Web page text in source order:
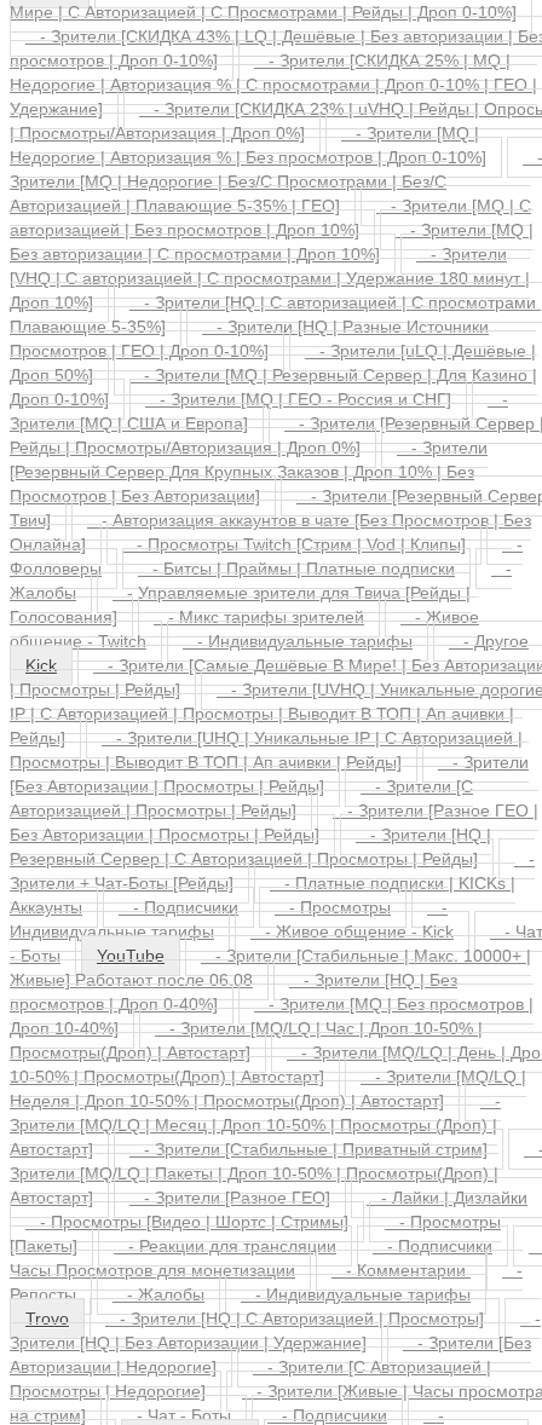
Twitch
- Зрители [СКИДКА 59% | HQ | Самые Дешевые в
Мире | С Авторизацией | С Просмотрами | Рейды | Дроп 0-10%]
- Зрители [СКИДКА 43% | LQ | Дешёвые | Без авторизации |
просмотров | Дроп 0-10%]
- Зрители [СКИДКА 25% | MQ |
Недорогие | Авторизация % | С просмотрами | Дроп 0-10% | ГЕО |
Удержание]
- Зрители [СКИДКА 23% | uVHQ | Рейды |
| Просмотры/Авторизация | Дроп 0%]
- Зрители [MQ |
Недорогие | Авторизация % | Без просмотров | Дроп 0-10%]
-
Зрители [MQ | Недорогие | Без/С Просмотрами | Без/С
Авторизацией | Плавающие 5-35% | ГЕО]
- Зрители [MQ | С
авторизацией | Без просмотров | Дроп 10%]
- Зрители [MQ |
Без авторизации | C просмотрами | Дроп 10%]
- Зрители
[VHQ | С авторизацией | С просмотрами | Удержание 180 минут |
Дроп 10%]
- Зрители [HQ | С авторизацией | С просмотрами
Плавающие 5-35%]
- Зрители [HQ | Разные Источники
Просмотров | ГЕО | Дроп 0-10%]
- Зрители [uLQ | Дешёвые |
Дроп 50%]
- Зрители [MQ | Резервный Сервер | Для Казино |
Дроп 0-10%]
- Зрители [MQ | ГЕО - Россия и СНГ]
-
Зрители [MQ | США и Европа]
- Зрители [Резервный Сервер
Рейды | Просмотры/Авторизация | Дроп 0%]
- Зрители
[Резервный Сервер Для Крупных Заказов | Дроп 10% | Без
Просмотров | Без Авторизации]
- Зрители [Резервный
Твич]
- Авторизация аккаунтов в чате [Без Просмотров | Без
Онлайна]
- Просмотры Twitch [Стрим | Vod | Клипы]
-
Фолловеры
- Битсы | Праймы | Платные подписки
-
Жалобы
- Управляемые зрители для Твича [Рейды |
Голосования]
- Микс тарифы зрителей
- Живое
общение - Twitch
- Индивидуальные тарифы
- Другое
Kick
- Зрители [Самые Дешёвые В Мире! | Без
| Просмотры | Рейды]
- Зрители [UVHQ | Уникальные
IP | С Авторизацией | Просмотры | Выводит В ТОП | Ап ачивки |
Рейды]
- Зрители [UHQ | Уникальные IP | С Авторизацией |
Просмотры | Выводит В ТОП | Ап ачивки | Рейды]
- Зрители
[Без Авторизации | Просмотры | Рейды]
- Зрители [С
Авторизацией | Просмотры | Рейды]
- Зрители [Разное ГЕО |
Без Авторизации | Просмотры | Рейды]
- Зрители [HQ |
Резервный Сервер | С Авторизацией | Просмотры | Рейды]
-
Зрители + Чат-Боты [Рейды]
- Платные подписки | KICKs |
Аккаунты
- Подписчики - Просмотры
-
Индивидуальные тарифы
- Живое общение - Kick
- Чат
- Боты
YouTube
- Зрители [Стабильные | Макс. 10000+ |
Живые] Работают после 06.08
- Зрители [HQ | Без
просмотров | Дроп 0-40%]
- Зрители [MQ | Без просмотров |
Дроп 10-40%]
- Зрители [MQ/LQ | Час | Дроп 10-50% |
Просмотры(Дроп) | Автостарт]
- Зрители [MQ/LQ | День |
10-50% | Просмотры(Дроп) | Автостарт]
- Зрители [MQ/LQ |
Неделя | Дроп 10-50% | Просмотры(Дроп) | Автостарт]
-
Зрители [MQ/LQ | Месяц | Дроп 10-50% | Просмотры (Дроп) |
Автостарт]
- Зрители [Стабильные | Приватный стрим]
Зрители [MQ/LQ | Пакеты | Дроп 10-50% | Просмотры(Дроп) |
Автостарт]
- Зрители [Разное ГЕО]
- Лайки | Дизлайки
- Просмотры [Видео | Шортс | Стримы]
- Просмотры
[Пакеты]
- Реакции для трансляции - Подписчики
Часы Просмотров для монетизации
- Комментарии
-
Репосты
- Жалобы
- Индивидуальные тарифы
Trovo
- Зрители [HQ | С Авторизацией | Просмотры]
-
Зрители [HQ | Без Авторизации | Удержание]
- Зрители [Без
Авторизации | Недорогие]
- Зрители [С Авторизацией |
Просмотры | Недорогие]
- Зрители [Живые | Часы